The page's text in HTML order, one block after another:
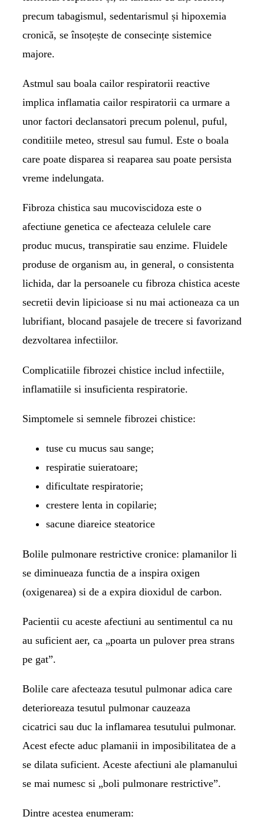
precum tabagismul, sedentarismul și hipoxemia
cronică, se însoțește de consecințe sistemice
majore.
Astmul sau boala cailor respiratorii reactive
implica inflamatia cailor respiratorii ca urmare a
unor factori declansatori precum polenul, puful,
conditiile meteo, stresul sau fumul. Este o boala
care poate disparea si reaparea sau poate persista
vreme indelungata.
Fibroza chistica sau mucoviscidoza este o
afectiune genetica ce afecteaza celulele care
produc mucus, transpiratie sau enzime. Fluidele
produse de organism au, in general, o consistenta
lichida, dar la persoanele cu fibroza chistica aceste
secretii devin lipicioase si nu mai actioneaza ca un
lubrifiant, blocand pasajele de trecere si favorizand
dezvoltarea infectiilor.
Complicatiile fibrozei chistice includ infectiile,
inflamatiile si insuficienta respiratorie.
Simptomele si semnele fibrozei chistice:
tuse cu mucus sau sange;
respiratie suieratoare;
dificultate respiratorie;
crestere lenta in copilarie;
sacune diareice steatorice
Bolile pulmonare restrictive cronice: plamanilor li
se diminueaza functia de a inspira oxigen
(oxigenarea) si de a expira dioxidul de carbon.
Pacientii cu aceste afectiuni au sentimentul ca nu
au suficient aer, ca „poarta un pulover prea strans
pe gat”.
Bolile care afecteaza tesutul pulmonar adica care
deterioreaza tesutul pulmonar cauzeaza
cicatrici sau duc la inflamarea tesutului pulmonar.
Acest efecte aduc plamanii in imposibilitatea de a
se dilata suficient. Aceste afectiuni ale plamanului
se mai numesc si „boli pulmonare restrictive”.
Dintre acestea enumeram: